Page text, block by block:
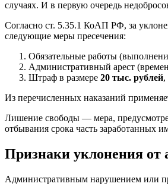
случаях. И в первую очередь
Согласно ст. 5.35.1 КоАП РФ, за
следующие меры пресечения:
Обязательные работы
Административный арест
Штраф в размере 20 тыс. рублей,
Из перечисленных наказаний
Лишение свободы — мера,
отбывания срока часть заработанных
Признаки уклонения от
Административным нарушением или